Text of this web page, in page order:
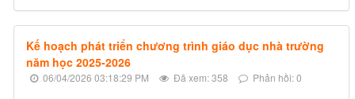
Kế hoạch phát triển chương trình giáo dục nhà trường
năm học 2025-2026
06/04/2026 03:18:29 PM Đã xem: 358 Phản hồi: 0